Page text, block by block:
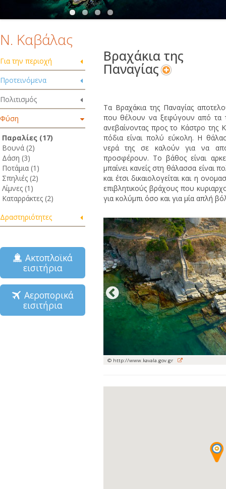
Ν. Καβάλας
Για την περιοχή
Προτεινόμενα
Πολιτισμός
Φύση
Παραλίες (17)
Βουνά (2)
Δάση (3)
Ποτάμια (1)
Σπηλιές (2)
Λίμνες (1)
Καταρράκτες (2)
Δραστηριότητες
Ακτοπλοϊκά
εισιτήρια
Αεροπορικά
εισιτήρια
Βραχάκια της
Παναγίας
Τα Βραχάκια της Παναγίας
που θέλουν να ξεφύγουν από τα
ανεβαίνοντας προς το Κάστρο
πόδια είναι πολύ εύκολη. Η
νερά της σε καλούν για να
προσφέρουν. Το βάθος είναι
μπαίνει κανείς στη θάλασσα είναι
και έτσι δικαιολογείται και η
επιβλητικούς βράχους που
για κολύμπι όσο και για μία απλή
© http://www.kavala.gov.gr